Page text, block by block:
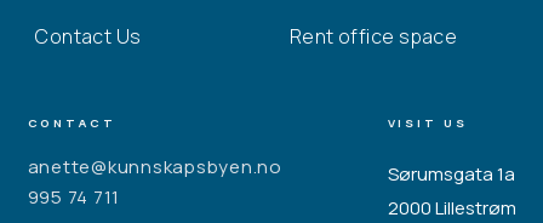
Contact Us Rent office space
CONTACT
anette@kunnskapsbyen.no
995 74 711
VISIT US
Sørumsgata 1a
2000 Lillestrøm